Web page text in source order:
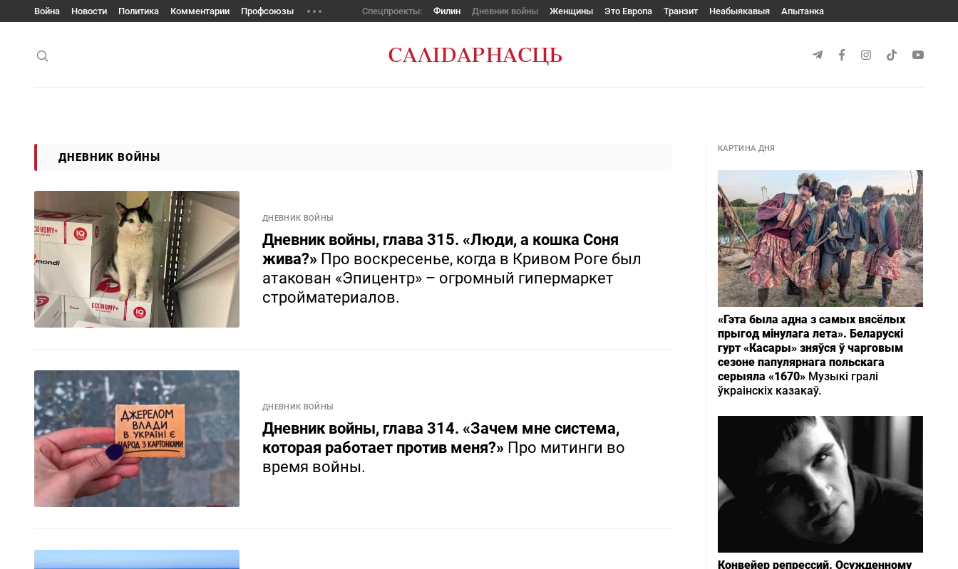
Война Новости Политика Комментарии Профсоюзы Спецпроекты: Филин Дневник войны Женщины Это Европа Транзит Неабыякавыя Апытанка
ДНЕВНИК ВОЙНЫ
ДНЕВНИК ВОЙНЫ
Дневник войны, глава 315. «Люди, а кошка Соня
жива?» Про воскресенье, когда в Кривом Роге был
атакован «Эпицентр» – огромный гипермаркет
стройматериалов.
ДНЕВНИК ВОЙНЫ
Дневник войны, глава 314. «Зачем мне система,
которая работает против меня?» Про митинги во
время войны.
КАРТИНА ДНЯ
«Гэта была адна з самых вясёлых
прыгод мінулага лета». Беларускі
гурт «Касары» зняўся ў чарговым
сезоне папулярнага польскага
серыяла «1670» Музыкі гралі
ўкраінскіх казакаў.
Конвейер репрессий. Осужденному